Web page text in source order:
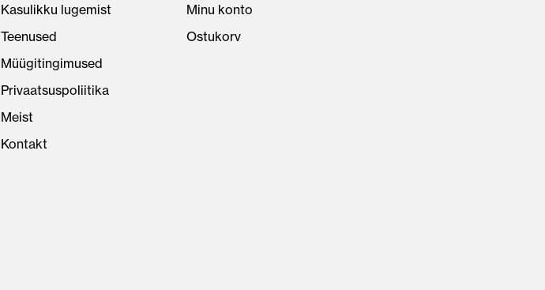
Kasulikku lugemist
Teenused
Müügitingimused
Privaatsuspoliitika
Meist
Kontakt
Minu konto
Ostukorv